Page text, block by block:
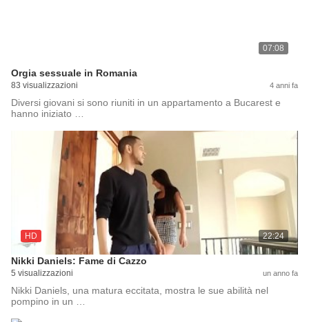
07:08
Orgia sessuale in Romania
83 visualizzazioni 4 anni fa
Diversi giovani si sono riuniti in un appartamento a Bucarest e
hanno iniziato …
HD 22:24
Nikki Daniels: Fame di Cazzo
5 visualizzazioni un anno fa
Nikki Daniels, una matura eccitata, mostra le sue abilità nel
pompino in un …